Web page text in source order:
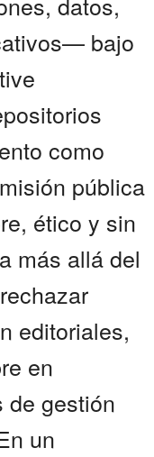
bajo
como
pública
ético y sin
más allá del
editoriales,
en
de gestión
un